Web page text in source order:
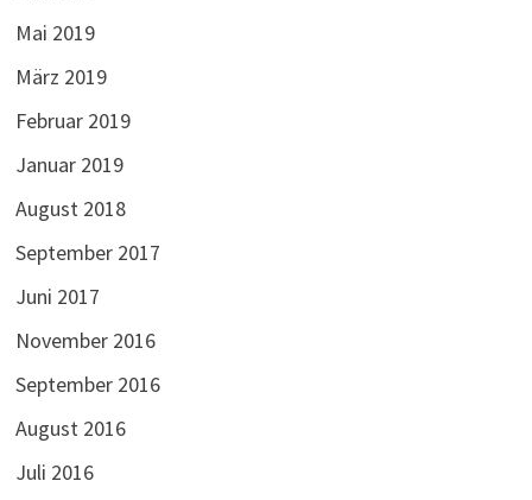
Mai 2019
März 2019
Februar 2019
Januar 2019
August 2018
September 2017
Juni 2017
November 2016
September 2016
August 2016
Juli 2016